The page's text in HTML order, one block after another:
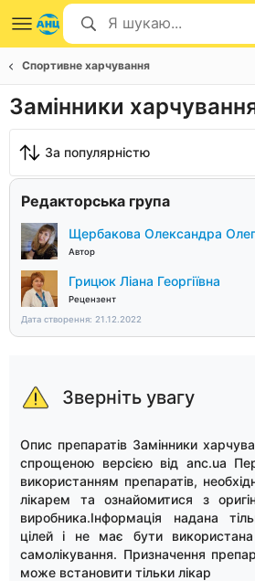
Спортивне харчування
Замінники
За популярністю
Редакторська група
Щербакова Олександра
Автор
Грицюк Ліана Георгіївна
Рецензент
Дата створення: 21.12.2022
Зверніть увагу
Опис препаратів Замінники
спрощеною версією від anc.ua
використанням препаратів,
лікарем та ознайомитися з
виробника.Інформація надана
цілей і не має бути
самолікування. Призначення
може встановити тільки лікар